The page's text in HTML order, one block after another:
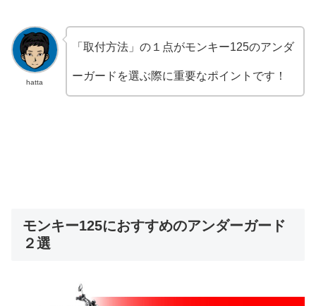
hatta
「取付方法」の１点がモンキー125のアンダ
ーガードを選ぶ際に重要なポイントです！
モンキー125におすすめのアンダーガード
２選